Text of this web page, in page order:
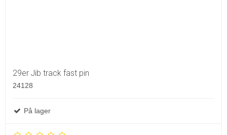
29er Jib track fast pin
24128
På lager